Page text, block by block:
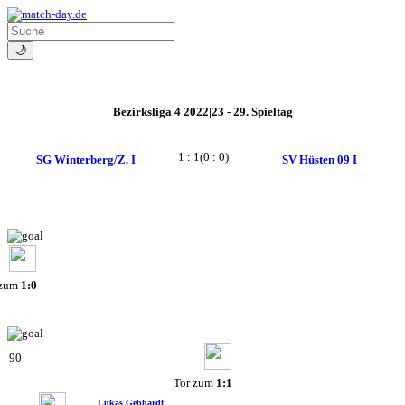
🌙
Bezirksliga 4 2022|23 - 29. Spieltag
SG Winterberg/Z. I 1 : 1(0 : 0) SV Hüsten 09 I
1:0
90
Tor zum 1:1
Lukas Gebhardt